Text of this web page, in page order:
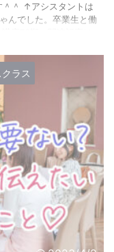
＾＾ ↑アシスタントは
んでした。卒業生と働
身体の健康）
ラス